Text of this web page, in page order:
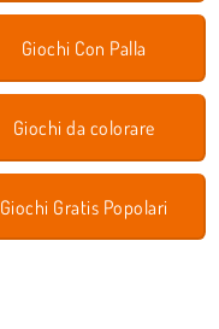
Giochi Con Palla
Giochi da colorare
Giochi Gratis Popolari